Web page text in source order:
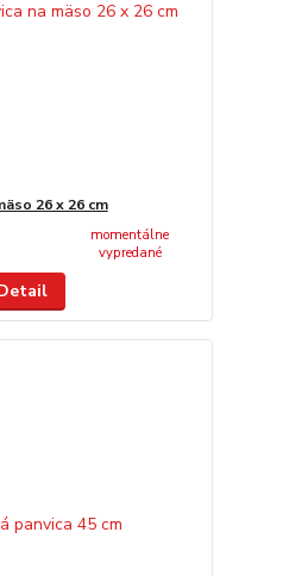
26 x 26 cm
momentálne
vypredané